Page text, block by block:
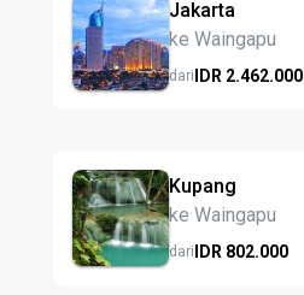
Jakarta
ke Waingapu
dariIDR 2.462.000
Kupang
ke Waingapu
dariIDR 802.000